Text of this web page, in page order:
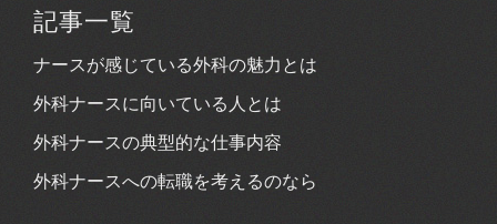
記事一覧
ナースが感じている外科の魅力とは
外科ナースに向いている人とは
外科ナースの典型的な仕事内容
外科ナースへの転職を考えるのなら